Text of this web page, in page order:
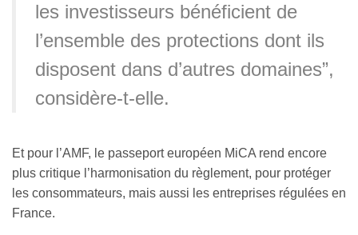
les investisseurs bénéficient de
l’ensemble des protections dont ils
disposent dans d’autres domaines”,
considère-t-elle.
Et pour l’AMF, le passeport européen MiCA rend encore
plus critique l’harmonisation du règlement, pour protéger
les consommateurs, mais aussi les entreprises régulées en
France.